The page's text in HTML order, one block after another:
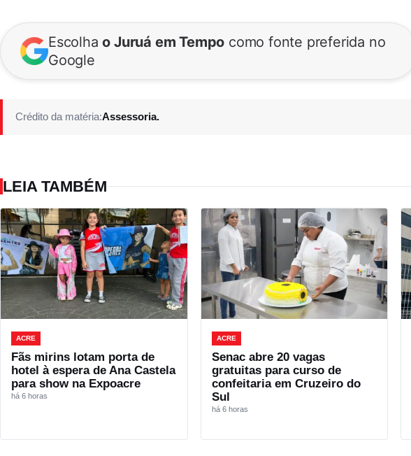
Escolhao Juruá em Tempo como fonte preferida no
Google
Crédito da matéria:Assessoria.
LEIA TAMBÉM
ACRE
Fãs mirins lotam porta de
hotel à espera de Ana Castela
para show na Expoacre
há 6 horas
ACRE
Senac abre 20 vagas
gratuitas para curso de
confeitaria em Cruzeiro do
Sul
há 6 horas